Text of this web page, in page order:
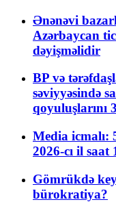
Ənənəvi
Azərbaycan
dəyişməlidir
BP və
səviyyəsində
qoyuluşlarını
Media icmalı:
2026-cı il saat
Gömrükdə
bürokratiya?